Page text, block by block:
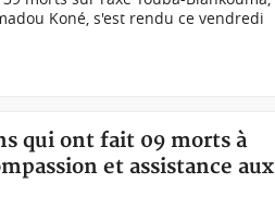
Koné, s'est rendu ce vendredi
qui ont fait 09 morts à
et assistance aux